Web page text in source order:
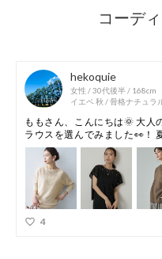
【着こなしポイント】
さらに洗練された印象に。
袖を軽くブラウジングして
ットシューズやスニーカー
オフィスにも休日にも、シ
※照明の関係により、実際
ります。また、パソコン・
若干製品と画像のカラーが